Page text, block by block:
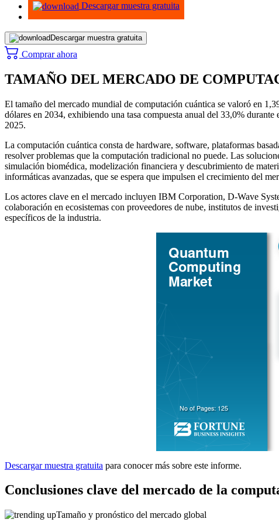
Descargar muestra gratuita
Descargar muestra gratuita
Comprar ahora
TAMAÑO DEL MERCADO DE
El tamaño del mercado mundial de computación cuántica se valoró en
dólares en 2034, exhibiendo una tasa compuesta anual del 33,0%
2025.
La computación cuántica consta de hardware, software, plataformas
resolver problemas que la computación tradicional no puede. Las
simulación biomédica, modelización financiera y descubrimiento de
informáticas avanzadas, que se espera que impulsen el crecimiento del
Los actores clave en el mercado incluyen IBM Corporation, D-Wave
colaboración en ecosistemas con proveedores de nube, institutos de
específicos de la industria.
Descargar muestra gratuita para conocer más sobre este informe.
Conclusiones clave del mercado de la
Tamaño y pronóstico del mercado global